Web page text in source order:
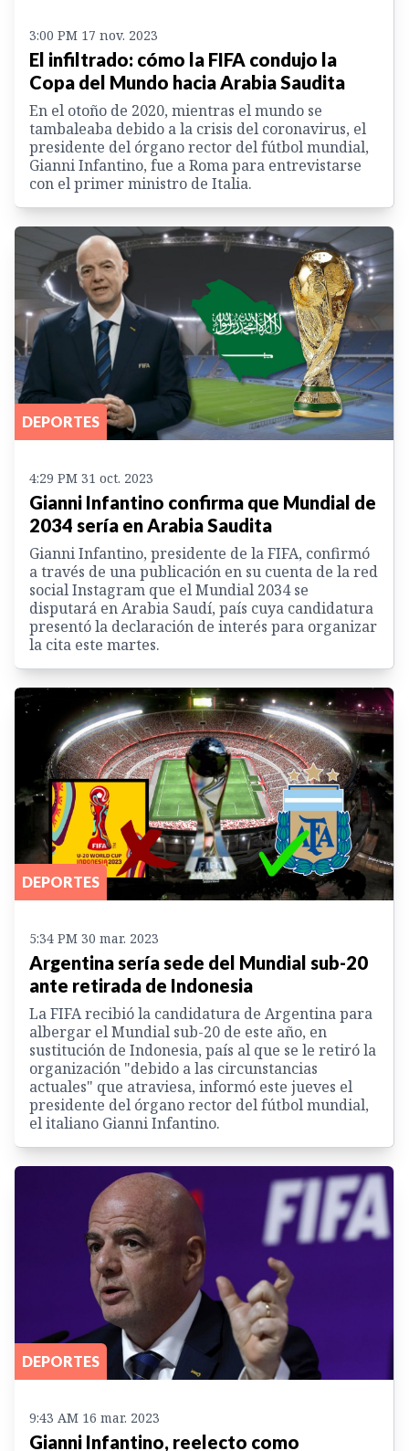
3:00 PM 17 nov. 2023
El infiltrado: cómo la FIFA condujo la
Copa del Mundo hacia Arabia Saudita
En el otoño de 2020, mientras el mundo se
tambaleaba debido a la crisis del coronavirus, el
presidente del órgano rector del fútbol mundial,
Gianni Infantino, fue a Roma para entrevistarse
con el primer ministro de Italia.
DEPORTES
4:29 PM 31 oct. 2023
Gianni Infantino confirma que Mundial de
2034 sería en Arabia Saudita
Gianni Infantino, presidente de la FIFA, confirmó
a través de una publicación en su cuenta de la red
social Instagram que el Mundial 2034 se
disputará en Arabia Saudí, país cuya candidatura
presentó la declaración de interés para organizar
la cita este martes.
DEPORTES
5:34 PM 30 mar. 2023
Argentina sería sede del Mundial sub-20
ante retirada de Indonesia
La FIFA recibió la candidatura de Argentina para
albergar el Mundial sub-20 de este año, en
sustitución de Indonesia, país al que se le retiró la
organización "debido a las circunstancias
actuales" que atraviesa, informó este jueves el
presidente del órgano rector del fútbol mundial,
el italiano Gianni Infantino.
DEPORTES
9:43 AM 16 mar. 2023
Gianni Infantino, reelecto como